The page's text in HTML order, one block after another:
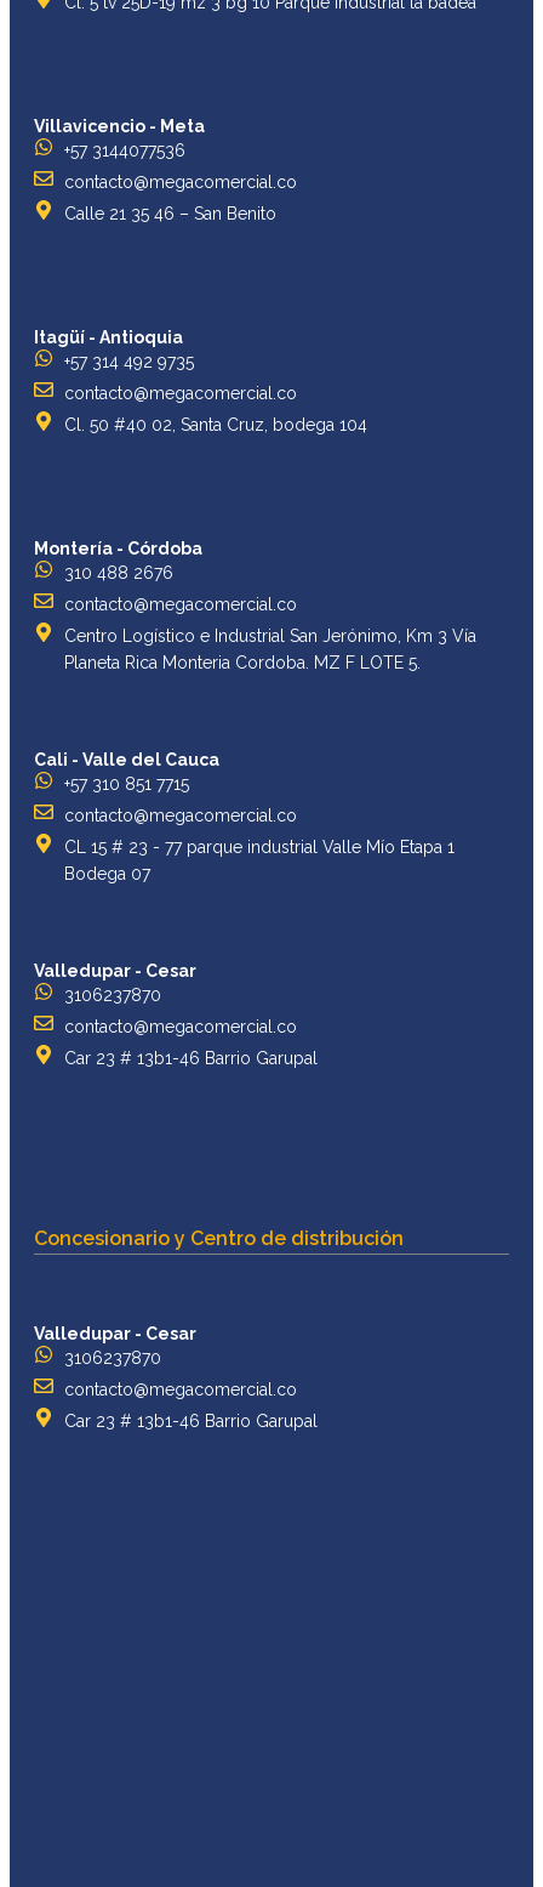
Villavicencio - Meta
+57 3144077536
contacto@megacomercial.co
Calle 21 35 46 – San Benito
Itagüí - Antioquia
+57 314 492 9735
contacto@megacomercial.co
Cl. 50 #40 02, Santa Cruz, bodega 104
Montería - Córdoba
310 488 2676
contacto@megacomercial.co
Centro Logístico e Industrial San Jerónimo, Km 3 Vía
Planeta Rica Monteria Cordoba. MZ F LOTE 5.
Cali - Valle del Cauca
+57 310 851 7715
contacto@megacomercial.co
CL 15 # 23 - 77 parque industrial Valle Mío Etapa 1
Bodega 07
Valledupar - Cesar
3106237870
contacto@megacomercial.co
Car 23 # 13b1-46 Barrio Garupal
Concesionario y Centro de distribución
Valledupar - Cesar
3106237870
contacto@megacomercial.co
Car 23 # 13b1-46 Barrio Garupal